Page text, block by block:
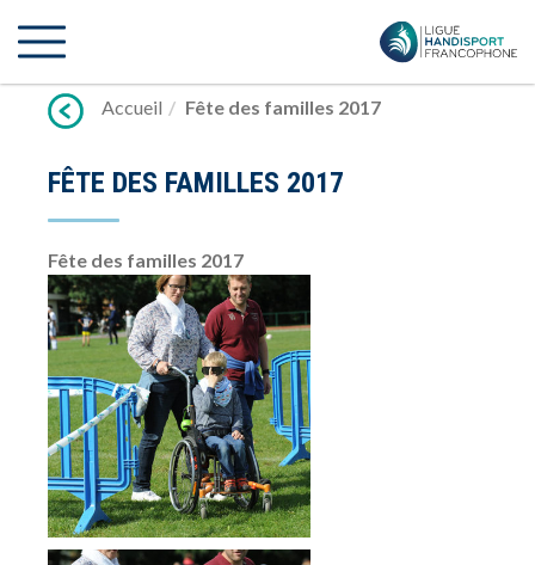
vers
Accueil
Fête des familles 2017
FÊTE DES FAMILLES 2017
Fête des familles 2017